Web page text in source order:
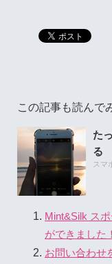
この記事も読んで
た
る
スマ
Mint&Silk ス
ができました！
お問い合わ